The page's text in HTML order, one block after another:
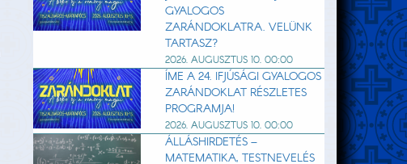
GYALOGOS
ZARÁNDOKLATRA. VELÜNK
TARTASZ?
2026. AUGUSZTUS 10. 00:00
ÍME A 24. IFJÚSÁGI GYALOGOS
ZARÁNDOKLAT RÉSZLETES
PROGRAMJA!
2026. AUGUSZTUS 10. 00:00
ÁLLÁSHIRDETÉS –
MATEMATIKA, TESTNEVELÉS